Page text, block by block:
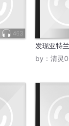
463
发现亚特
by： 清灵